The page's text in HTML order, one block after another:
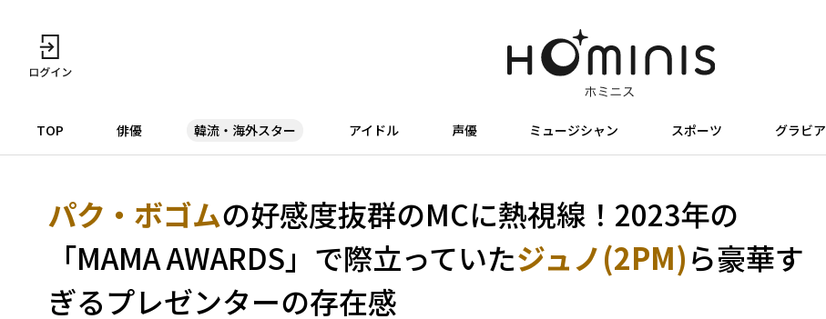
TOP 俳優 韓流・海外スター アイドル 声優 ミュージシャン スポーツ グラビア
パク・ボゴムの好感度抜群のMCに熱視線！2023年の
「MAMA AWARDS」で際立っていたジュノ(2PM)ら豪華す
ぎるプレゼンターの存在感